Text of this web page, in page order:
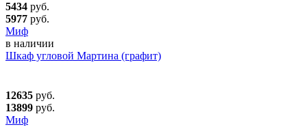
5434 руб.
5977 руб.
Миф
в наличии
Шкаф угловой Мартина (графит)
12635 руб.
13899 руб.
Миф